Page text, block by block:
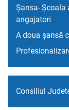
Șansa- Școala
angajatori
A doua șansă
Consiliul